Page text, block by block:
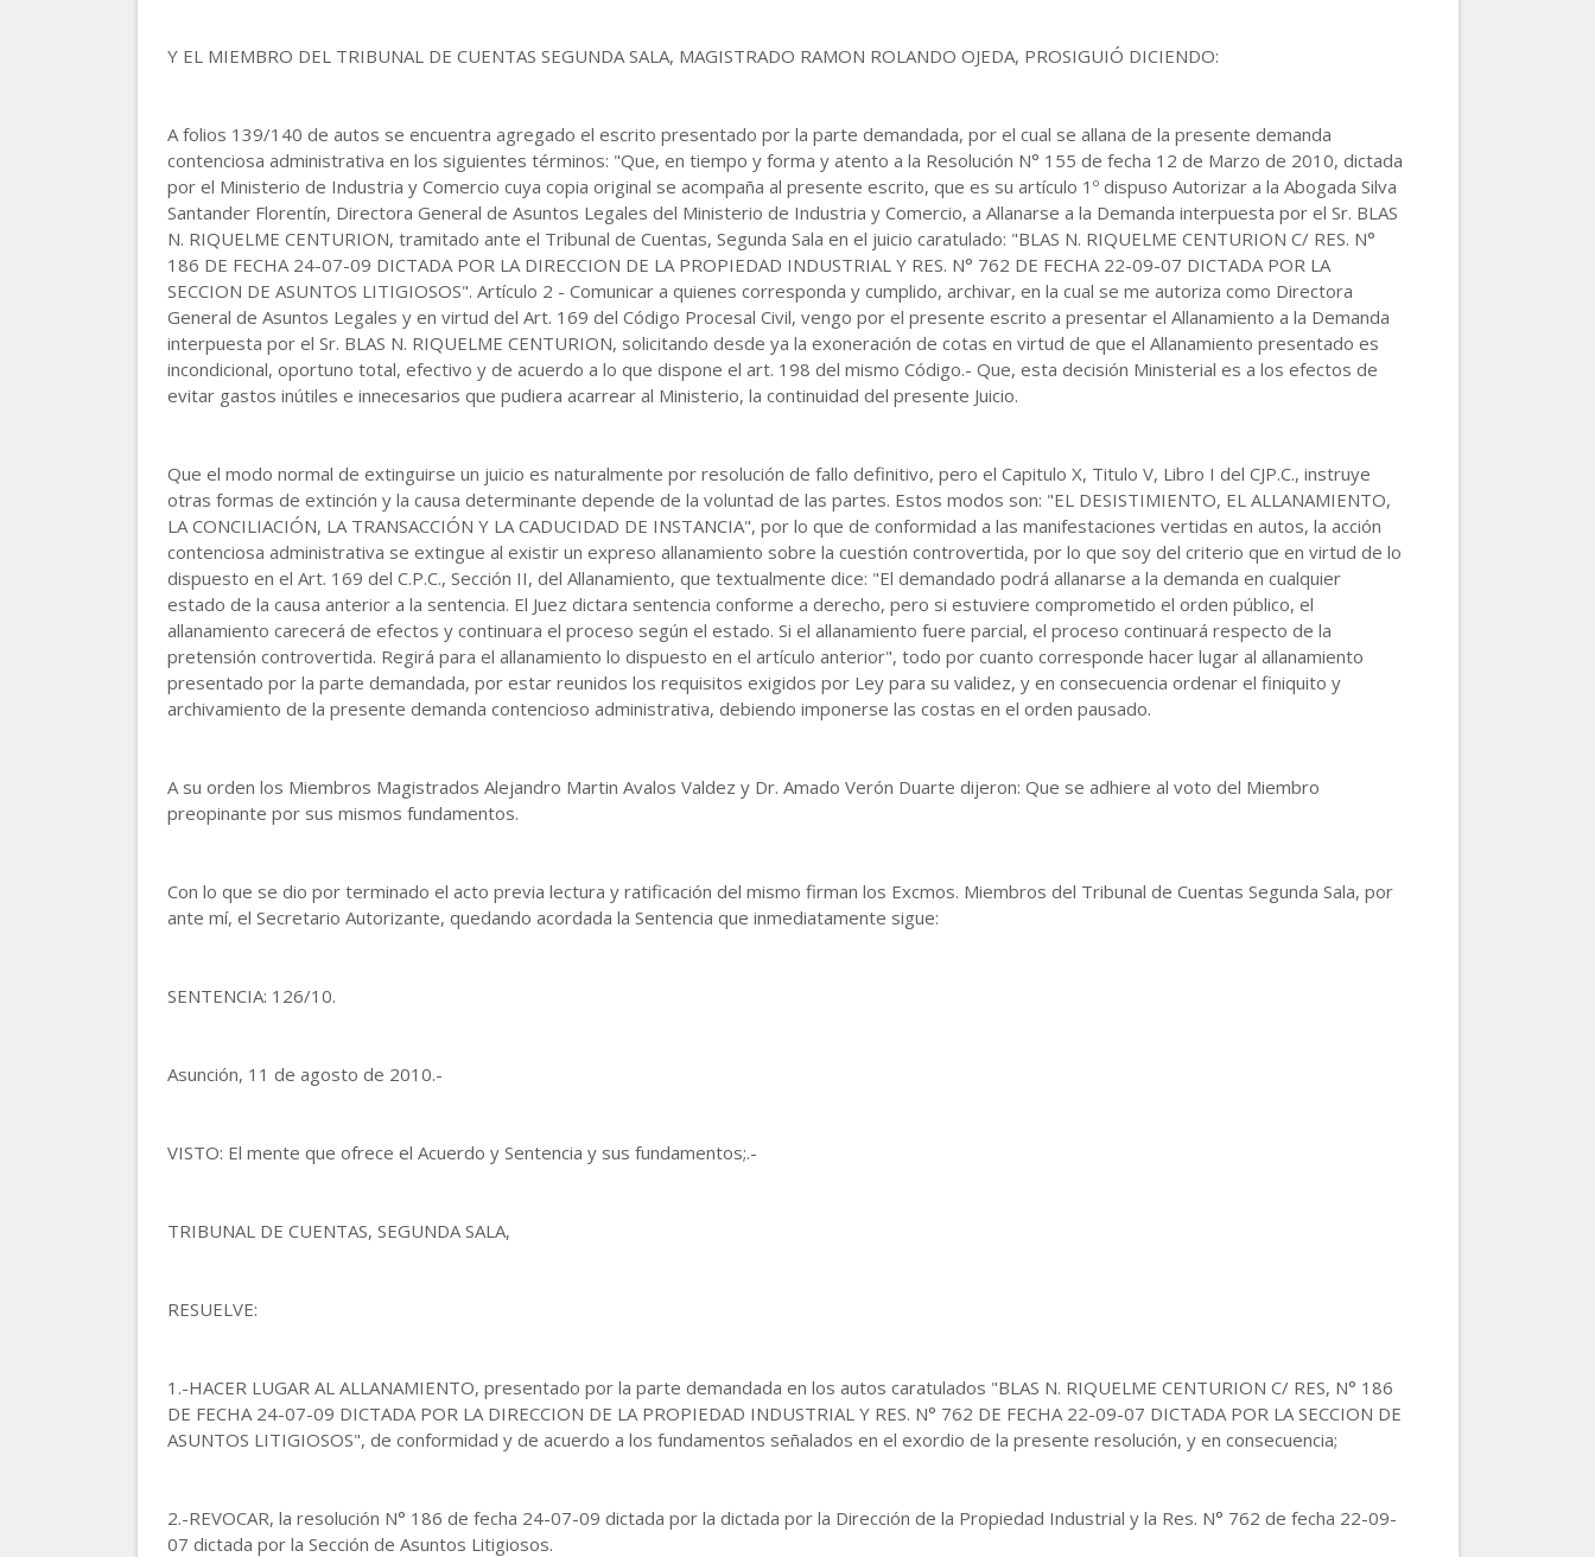
Y EL MIEMBRO DEL TRIBUNAL DE CUENTAS SEGUNDA SALA, MAGISTRADO RAMON ROLANDO OJEDA, PROSIGUIÓ DICIENDO:
A folios 139/140 de autos se encuentra agregado el escrito presentado por la parte demandada, por el cual se allana de la presente demanda
contenciosa administrativa en los siguientes términos: "Que, en tiempo y forma y atento a la Resolución N° 155 de fecha 12 de Marzo de 2010, dictada
por el Ministerio de Industria y Comercio cuya copia original se acompaña al presente escrito, que es su artículo 1º dispuso Autorizar a la Abogada Silva
Santander Florentín, Directora General de Asuntos Legales del Ministerio de Industria y Comercio, a Allanarse a la Demanda interpuesta por el Sr. BLAS
N. RIQUELME CENTURION, tramitado ante el Tribunal de Cuentas, Segunda Sala en el juicio caratulado: "BLAS N. RIQUELME CENTURION C/ RES. N°
186 DE FECHA 24-07-09 DICTADA POR LA DIRECCION DE LA PROPIEDAD INDUSTRIAL Y RES. N° 762 DE FECHA 22-09-07 DICTADA POR LA
SECCION DE ASUNTOS LITIGIOSOS". Artículo 2 - Comunicar a quienes corresponda y cumplido, archivar, en la cual se me autoriza como Directora
General de Asuntos Legales y en virtud del Art. 169 del Código Procesal Civil, vengo por el presente escrito a presentar el Allanamiento a la Demanda
interpuesta por el Sr. BLAS N. RIQUELME CENTURION, solicitando desde ya la exoneración de cotas en virtud de que el Allanamiento presentado es
incondicional, oportuno total, efectivo y de acuerdo a lo que dispone el art. 198 del mismo Código.- Que, esta decisión Ministerial es a los efectos de
evitar gastos inútiles e innecesarios que pudiera acarrear al Ministerio, la continuidad del presente Juicio.
Que el modo normal de extinguirse un juicio es naturalmente por resolución de fallo definitivo, pero el Capitulo X, Titulo V, Libro I del CJP.C., instruye
otras formas de extinción y la causa determinante depende de la voluntad de las partes. Estos modos son: "EL DESISTIMIENTO, EL ALLANAMIENTO,
LA CONCILIACIÓN, LA TRANSACCIÓN Y LA CADUCIDAD DE INSTANCIA", por lo que de conformidad a las manifestaciones vertidas en autos, la acción
contenciosa administrativa se extingue al existir un expreso allanamiento sobre la cuestión controvertida, por lo que soy del criterio que en virtud de lo
dispuesto en el Art. 169 del C.P.C., Sección II, del Allanamiento, que textualmente dice: "El demandado podrá allanarse a la demanda en cualquier
estado de la causa anterior a la sentencia. El Juez dictara sentencia conforme a derecho, pero si estuviere comprometido el orden público, el
allanamiento carecerá de efectos y continuara el proceso según el estado. Si el allanamiento fuere parcial, el proceso continuará respecto de la
pretensión controvertida. Regirá para el allanamiento lo dispuesto en el artículo anterior", todo por cuanto corresponde hacer lugar al allanamiento
presentado por la parte demandada, por estar reunidos los requisitos exigidos por Ley para su validez, y en consecuencia ordenar el finiquito y
archivamiento de la presente demanda contencioso administrativa, debiendo imponerse las costas en el orden pausado.
A su orden los Miembros Magistrados Alejandro Martin Avalos Valdez y Dr. Amado Verón Duarte dijeron: Que se adhiere al voto del Miembro
preopinante por sus mismos fundamentos.
Con lo que se dio por terminado el acto previa lectura y ratificación del mismo firman los Excmos. Miembros del Tribunal de Cuentas Segunda Sala, por
ante mí, el Secretario Autorizante, quedando acordada la Sentencia que inmediatamente sigue:
SENTENCIA: 126/10.
Asunción, 11 de agosto de 2010.-
VISTO: El mente que ofrece el Acuerdo y Sentencia y sus fundamentos;.-
TRIBUNAL DE CUENTAS, SEGUNDA SALA,
RESUELVE:
1.-HACER LUGAR AL ALLANAMIENTO, presentado por la parte demandada en los autos caratulados "BLAS N. RIQUELME CENTURION C/ RES, N° 186
DE FECHA 24-07-09 DICTADA POR LA DIRECCION DE LA PROPIEDAD INDUSTRIAL Y RES. N° 762 DE FECHA 22-09-07 DICTADA POR LA SECCION DE
ASUNTOS LITIGIOSOS", de conformidad y de acuerdo a los fundamentos señalados en el exordio de la presente resolución, y en consecuencia;
2.-REVOCAR, la resolución N° 186 de fecha 24-07-09 dictada por la dictada por la Dirección de la Propiedad Industrial y la Res. N° 762 de fecha 22-09-
07 dictada por la Sección de Asuntos Litigiosos.